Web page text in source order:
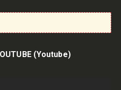
(Youtube)